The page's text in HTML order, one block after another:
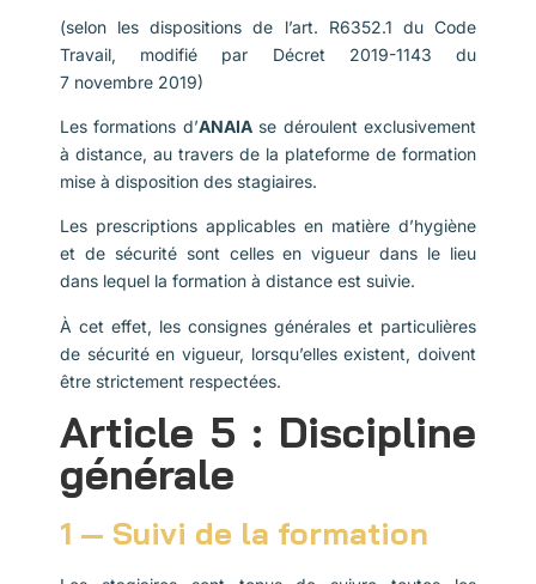
(selon les dispositions de l’art. R6352.1 du Code
Travail, modifié par Décret 2019-1143 du
7 novembre 2019)
Les formations d’ANAIAse déroulent exclusivement
à distance, au travers de la plateforme de formation
mise à disposition des stagiaires.
Les prescriptions applicables en matière d’hygiène
et de sécurité sont celles en vigueur dans le lieu
dans lequel la formation à distance est suivie.
À cet effet, les consignes générales et particulières
de sécurité en vigueur, lorsqu’elles existent, doivent
être strictement respectées.
Article 5 : Discipline
générale
1 — Suivi de la formation